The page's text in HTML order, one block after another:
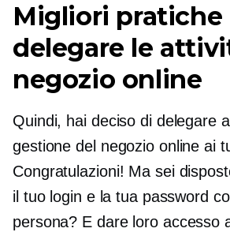
Migliori pratiche
delegare le
negozio online
Quindi, hai deciso di delegare
gestione del negozio online ai
Congratulazioni! Ma sei
il tuo login e la tua password
persona? E dare loro accesso